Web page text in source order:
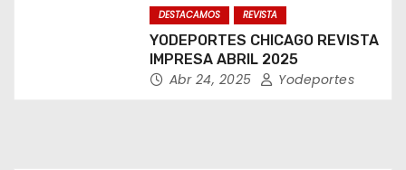
DESTACAMOS REVISTA
YODEPORTES CHICAGO REVISTA
IMPRESA ABRIL 2025
Abr 24, 2025 Yodeportes